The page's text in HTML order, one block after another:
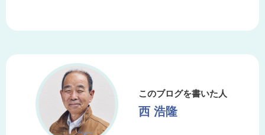
このブログを書いた人
西 浩隆